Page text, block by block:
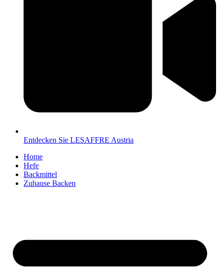
Entdecken Sie LESAFFRE Austria
Home
Hefe
Backmittel
Zuhause Backen